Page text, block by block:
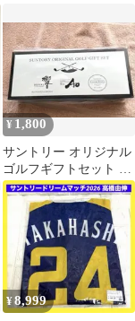
¥ 1,800
サントリー オリジナル
ゴルフギフトセット 未
開封
¥8,999